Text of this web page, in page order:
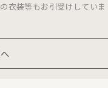
衣装等もお引受けしていま